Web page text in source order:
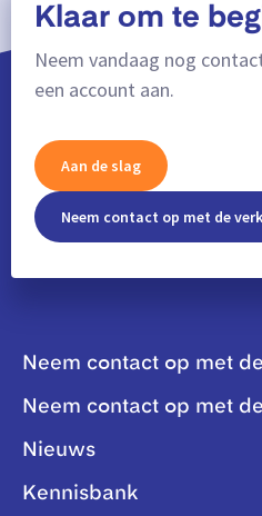
Klaar om te
Neem vandaag nog
een account aan.
Aan de slag
Neem contact op met de
Neem contact op met
Neem contact op met
Nieuws
Kennisbank